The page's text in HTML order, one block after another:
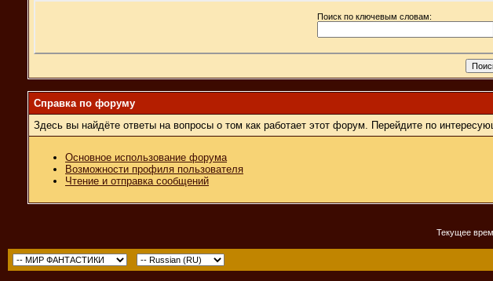
Поиск по ключевым словам:
Справка по форуму
Здесь вы найдёте ответы на вопросы о том как работает этот форум. Перейдите по
Основное использование форума
Возможности профиля пользователя
Чтение и отправка сообщений
Текущее